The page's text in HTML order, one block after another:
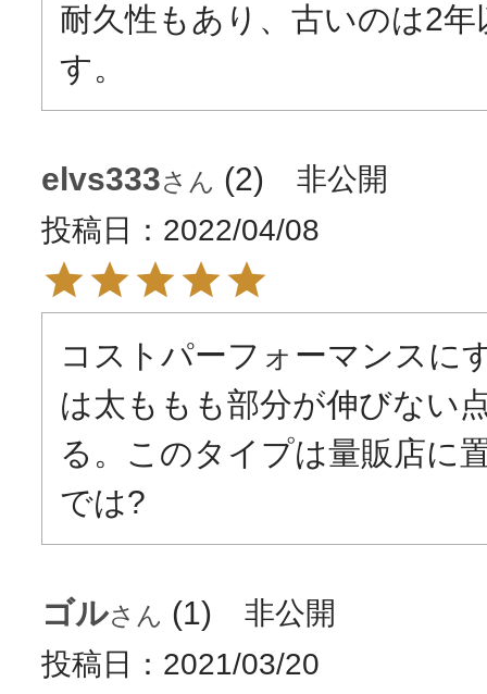
耐久性もあり、古いのは2
す。
elvs333 2
非公開
投稿日
2022/04/08
コストパーフォーマンスに
は太ももも部分が伸びない
る。このタイプは量販店に
では?
ゴル 1
非公開
投稿日
2021/03/20